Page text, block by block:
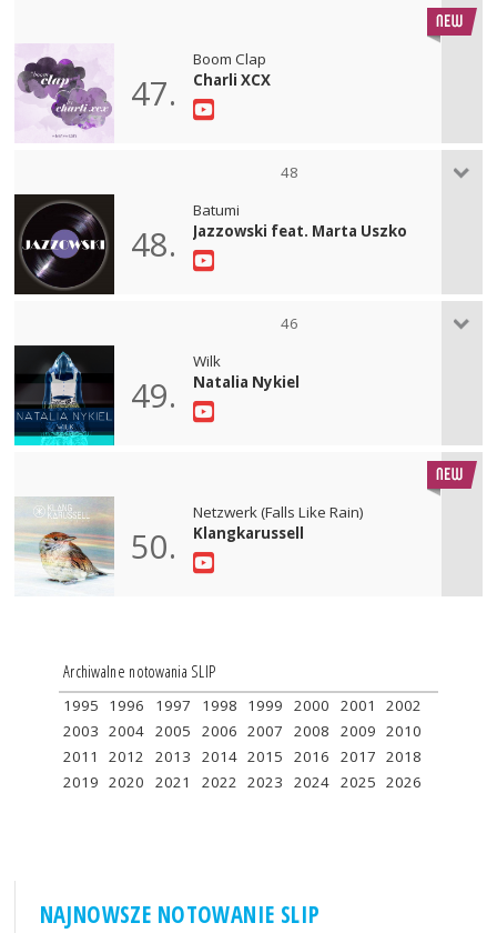
47.
Boom Clap
Charli XCX
48
48.
Batumi
Jazzowski feat. Marta Uszko
46
49.
Wilk
Natalia Nykiel
50.
Netzwerk (Falls Like Rain)
Klangkarussell
Archiwalne notowania SLIP
1995 1996 1997 1998 1999 2000 2001
2002
2003 2004 2005 2006 2007 2008 2009 2010
2011
2012 2013 2014 2015 2016 2017 2018
2019 2020 2021 2022 2023 2024 2025 2026
NAJNOWSZE NOTOWANIE SLIP